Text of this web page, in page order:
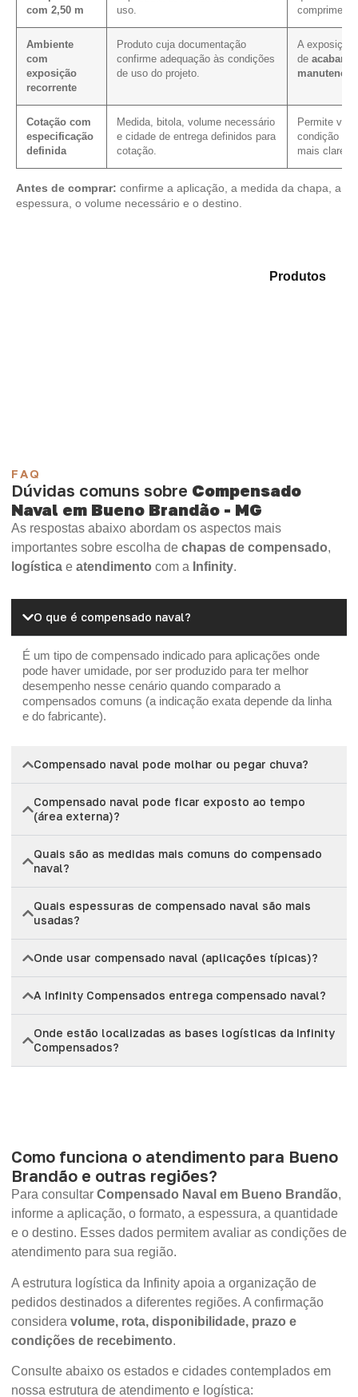
com 2,50 m
uso.
Ambiente
com
exposição
recorrente
Produto cuja documentação
confirme adequação às condições
de uso do projeto.
A exposição
de
manutenção
Cotação com
especificação
definida
Medida, bitola, volume necessário
e cidade de entrega definidos para
cotação.
Permite
condição
mais
Antes de comprar: confirme a aplicação, a medida da chapa, a
espessura, o volume necessário e o destino.
Produtos
FAQ
Dúvidas comuns sobre Compensado
Naval em Bueno Brandão - MG
As respostas abaixo abordam os aspectos mais
importantes sobre escolha de chapas de compensado,
logística e atendimento com a Infinity.
O que é compensado naval?
É um tipo de compensado indicado para aplicações onde
pode haver umidade, por ser produzido para ter melhor
desempenho nesse cenário quando comparado a
compensados comuns (a indicação exata depende da linha
e do fabricante).
Compensado naval pode molhar ou pegar chuva?
Compensado naval pode ficar exposto ao tempo
(área externa)?
Quais são as medidas mais comuns do compensado
naval?
Quais espessuras de compensado naval são mais
usadas?
Onde usar compensado naval (aplicações típicas)?
A Infinity Compensados entrega compensado naval?
Onde estão localizadas as bases logísticas da Infinity
Compensados?
Como funciona o atendimento para Bueno
Brandão e outras regiões?
Para consultar Compensado Naval em Bueno Brandão,
informe a aplicação, o formato, a espessura, a quantidade
e o destino. Esses dados permitem avaliar as condições de
atendimento para sua região.
A estrutura logística da Infinity apoia a organização de
pedidos destinados a diferentes regiões. A confirmação
considera volume, rota, disponibilidade, prazo e
condições de recebimento.
Consulte abaixo os estados e cidades contemplados em
nossa estrutura de atendimento e logística: